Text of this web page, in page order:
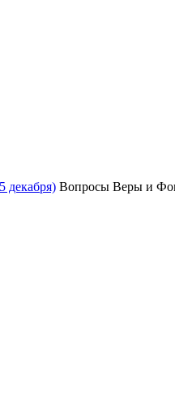
декабря) Вопросы Веры и